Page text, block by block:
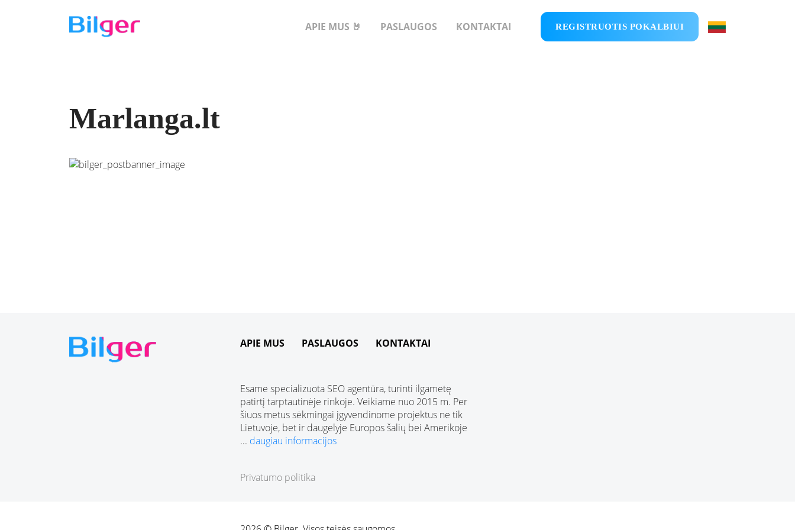
APIE MUS 🤘 PASLAUGOS KONTAKTAI REGISTRUOTIS POKALBIUI
Marlanga.lt
APIE MUS PASLAUGOS KONTAKTAI
Esame specializuota SEO agentūra, turinti ilgametę
patirtį tarptautinėje rinkoje. Veikiame nuo 2015 m. Per
šiuos metus sėkmingai įgyvendinome projektus ne tik
Lietuvoje, bet ir daugelyje Europos šalių bei Amerikoje
... daugiau informacijos
Privatumo politika